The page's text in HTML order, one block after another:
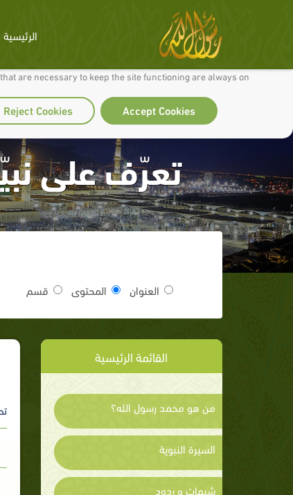
our site work well for you and so we can continually improve it.
are necessary to keep the site functioning are always on
Accept Cookies
Reject Cookies
الرئيسية
تعرّف على
العنوان المحتوى قسم
القائمة الرئيسية
من هو محمد رسول الله؟
السيرة النبوية
شبهات و ردود